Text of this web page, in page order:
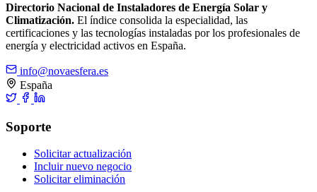
Directorio Nacional de Instaladores de Energía Solar y
Climatización. El índice consolida la especialidad, las
certificaciones y las tecnologías instaladas por los profesionales de
energía y electricidad activos en España.
info@novaesfera.es
España
Soporte
Solicitar actualización
Incluir nuevo negocio
Solicitar eliminación